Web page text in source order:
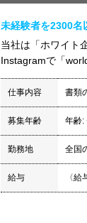
未経験者を2300名
当社は「ホワイト
Instagramで「
仕事内容 書類
募集年齢 年齢:
勤務地 全国
給与 〈